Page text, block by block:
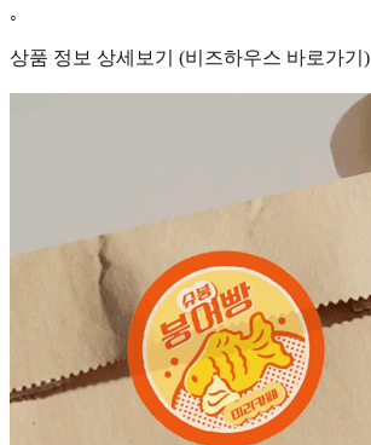
◦
상품 정보 상세보기 (비즈하우스 바로가기)